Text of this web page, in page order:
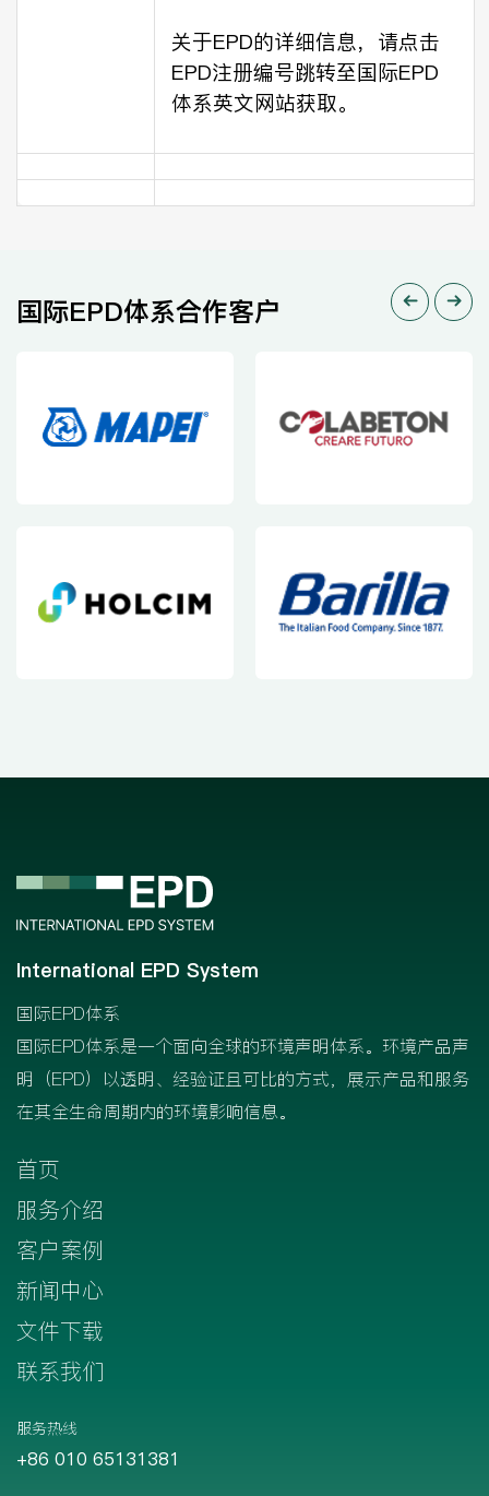
关于EPD的详细信息，请点击
EPD注册编号跳转至国际EPD
体系英文网站获取。
国际EPD体系合作客户
International EPD System
国际EPD体系
国际EPD体系是一个面向全球的环境声明体系。环境产品声
明（EPD）以透明、经验证且可比的方式，展示产品和服务
在其全生命周期内的环境影响信息。
首页
服务介绍
客户案例
新闻中心
文件下载
联系我们
服务热线
+86 010 65131381